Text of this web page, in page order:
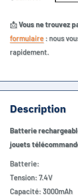
📩Vous ne trouvez
formulaire : nous
rapidement.
Description
Batterie
jouets
Batterie:
Tension: 7.4V
Capacité: 3000mAh